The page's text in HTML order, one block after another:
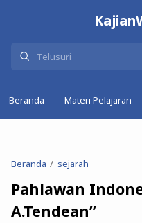
Beranda Materi Pelajaran
Beranda sejarah
Pahlawan
A.Tendean”